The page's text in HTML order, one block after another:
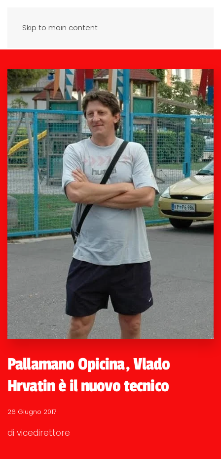
Skip to main content
Pallamano Opicina, Vlado
Hrvatin è il nuovo tecnico
26 Giugno 2017
di vicedirettore